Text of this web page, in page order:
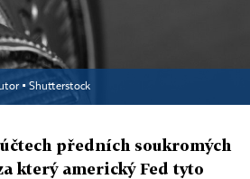
▪ Shutterstock
předních soukromých
který americký Fed tyto